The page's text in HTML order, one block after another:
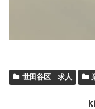
世田谷区 求人